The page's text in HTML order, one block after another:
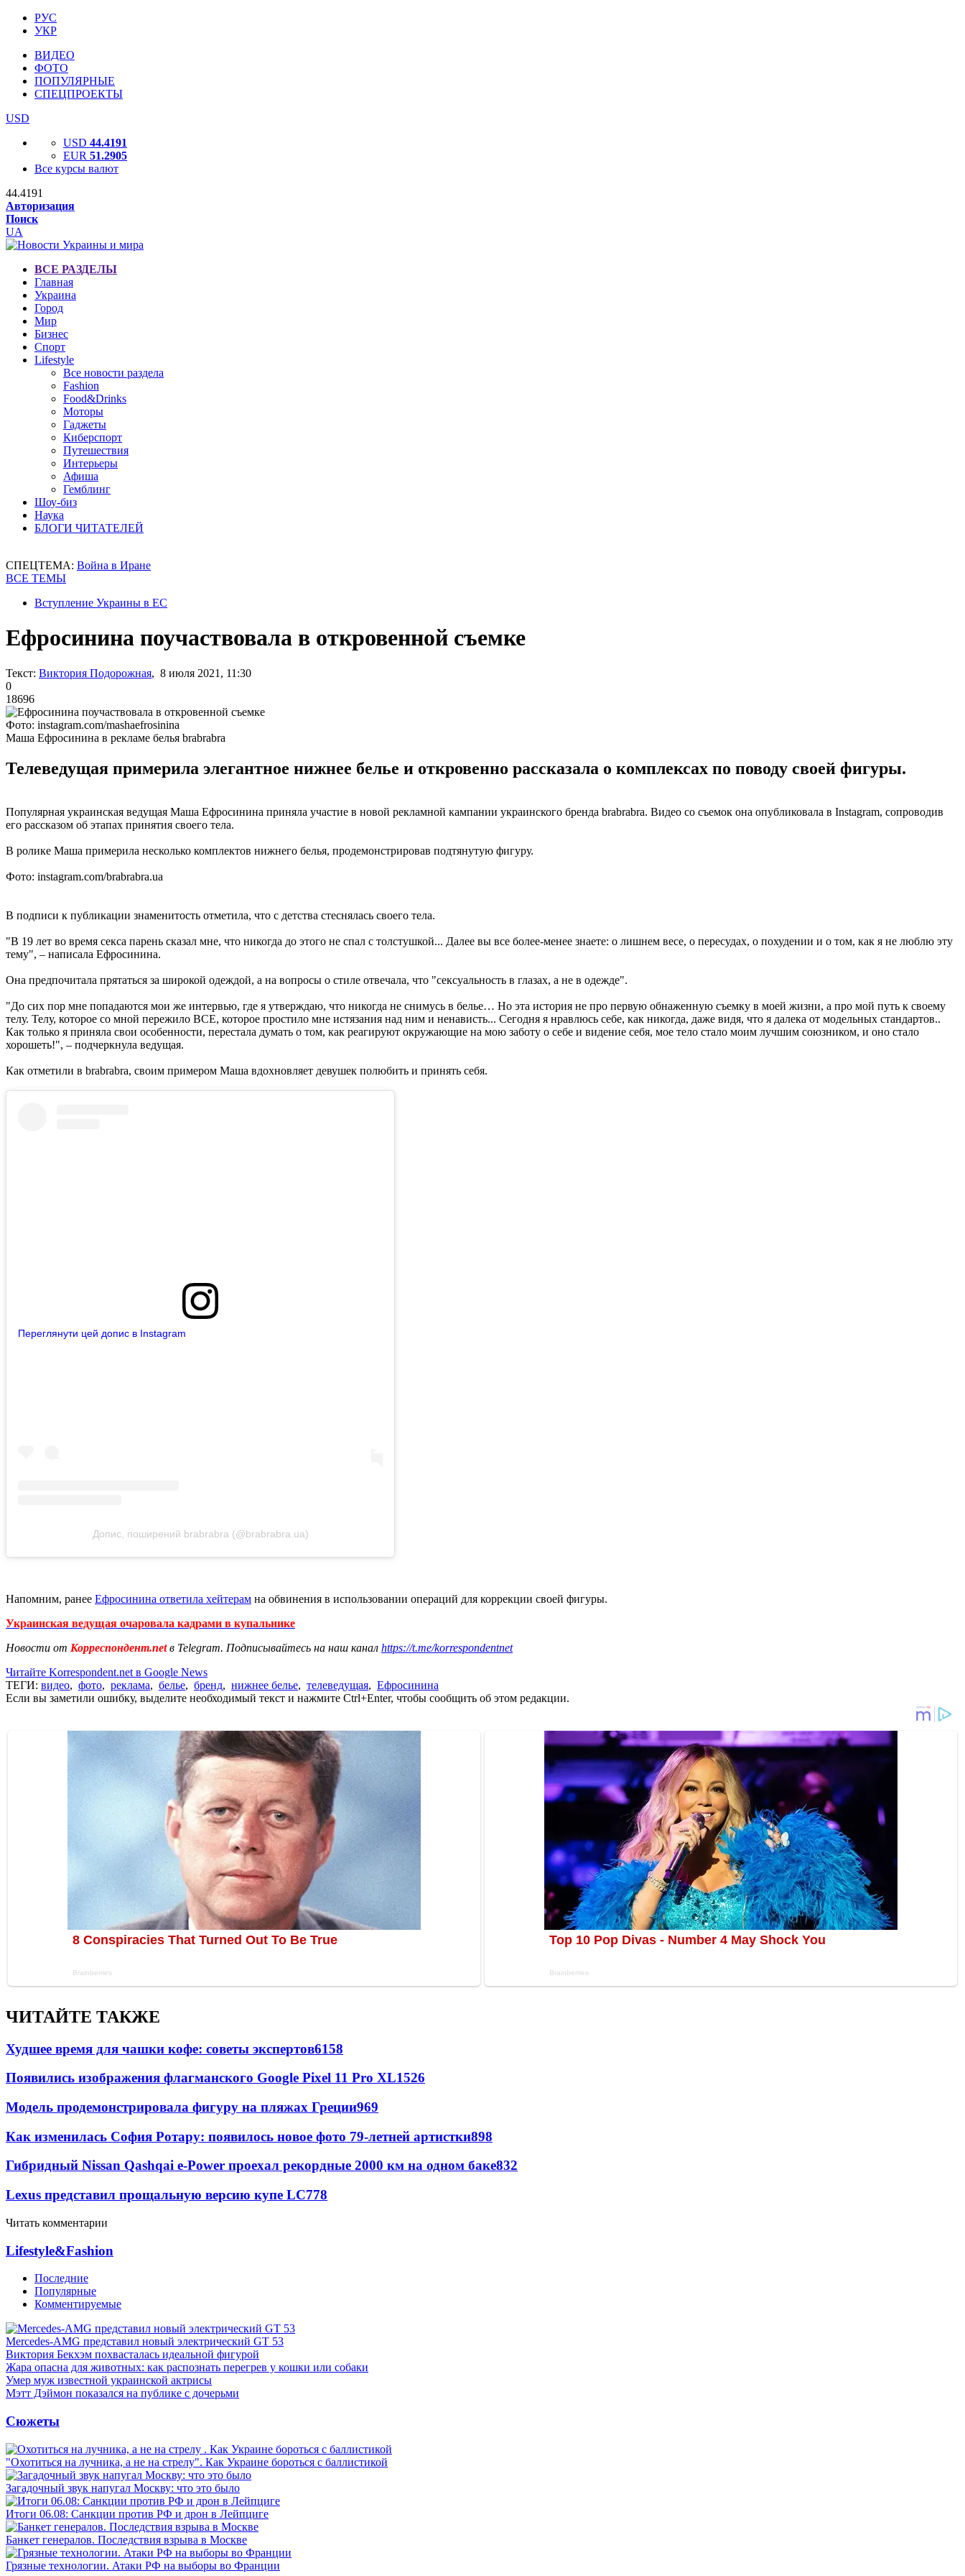
РУС
УКР
ВИДЕО
ФОТО
ПОПУЛЯРНЫЕ
СПЕЦПРОЕКТЫ
USD
USD 44.4191
EUR 51.2905
Все курсы валют
44.4191
Авторизация
Поиск
UA
ВСЕ РАЗДЕЛЫ
Главная
Украина
Город
Мир
Бизнес
Спорт
Lifestyle
Все новости раздела
Fashion
Food&Drinks
Моторы
Гаджеты
Киберспорт
Путешествия
Интерьеры
Афиша
Гемблинг
Шоу-биз
Наука
БЛОГИ ЧИТАТЕЛЕЙ
СПЕЦТЕМА: Война в Иране
ВСЕ ТЕМЫ
Вступление Украины в ЕС
Ефросинина поучаствовала в откровенной съемке
Текст: Виктория Подорожная, 8 июля 2021, 11:30
0
18696
Фото: instagram.com/mashaefrosinina
Маша Ефросинина в рекламе белья brabrabra
Телеведущая примерила элегантное нижнее белье и откровенно рассказала о комплексах по поводу своей фигуры.
Популярная украинская ведущая Маша Ефросинина приняла участие в новой рекламной кампании украинского бренда brabrabra. Видео со съемок она опубликовала в Instagram, сопроводив
его рассказом об этапах принятия своего тела.
В ролике Маша примерила несколько комплектов нижнего белья, продемонстрировав подтянутую фигуру.
Фото: instagram.com/brabrabra.ua
В подписи к публикации знаменитость отметила, что с детства стеснялась своего тела.
"В 19 лет во время секса парень сказал мне, что никогда до этого не спал с толстушкой... Далее вы все более-менее знаете: о лишнем весе, о пересудах, о похудении и о том, как я не люблю эту
тему", – написала Ефросинина.
Она предпочитала прятаться за широкой одеждой, а на вопросы о стиле отвечала, что "сексуальность в глазах, а не в одежде".
"До сих пор мне попадаются мои же интервью, где я утверждаю, что никогда не снимусь в белье… Но эта история не про первую обнаженную съемку в моей жизни, а про мой путь к своему
телу. Телу, которое со мной пережило ВСЕ, которое простило мне истязания над ним и ненависть... Сегодня я нравлюсь себе, как никогда, даже видя, что я далека от модельных стандартов..
Как только я приняла свои особенности, перестала думать о том, как реагируют окружающие на мою заботу о себе и видение себя, мое тело стало моим лучшим союзником, и оно стало
хорошеть!", – подчеркнула ведущая.
Как отметили в brabrabra, своим примером Маша вдохновляет девушек полюбить и принять себя.
Переглянути цей допис в Instagram
Допис, поширений brabrabra (@brabrabra.ua)
Напомним, ранее Ефросинина ответила хейтерам на обвинения в использовании операций для коррекции своей фигуры.
Украинская ведущая очаровала кадрами в купальнике
Новости от Корреспондент.netв Telegram. Подписывайтесь на наш канал https://t.me/korrespondentnet
Читайте Korrespondent.net в Google News
ТЕГИ: видео, фото, реклама, белье, бренд, нижнее белье, телеведущая, Ефросинина
Если вы заметили ошибку, выделите необходимый текст и нажмите Ctrl+Enter, чтобы сообщить об этом редакции.
ЧИТАЙТЕ ТАКЖЕ
Худшее время для чашки кофе: советы экспертов6158
Появились изображения флагманского Google Pixel 11 Pro XL1526
Модель продемонстрировала фигуру на пляжах Греции969
Как изменилась София Ротару: появилось новое фото 79-летней артистки898
Гибридный Nissan Qashqai e-Power проехал рекордные 2000 км на одном баке832
Lexus представил прощальную версию купе LC778
Читать комментарии
Lifestyle&Fashion
Последние
Популярные
Комментируемые
Mercedes-AMG представил новый электрический GT 53
Виктория Бекхэм похвасталась идеальной фигурой
Жара опасна для животных: как распознать перегрев у кошки или собаки
Умер муж известной украинской актрисы
Мэтт Дэймон показался на публике с дочерьми
Сюжеты
"Охотиться на лучника, а не на стрелу". Как Украине бороться с баллистикой
Загадочный звук напугал Москву: что это было
Итоги 06.08: Санкции против РФ и дрон в Лейпциге
Банкет генералов. Последствия взрыва в Москве
Грязные технологии. Атаки РФ на выборы во Франции